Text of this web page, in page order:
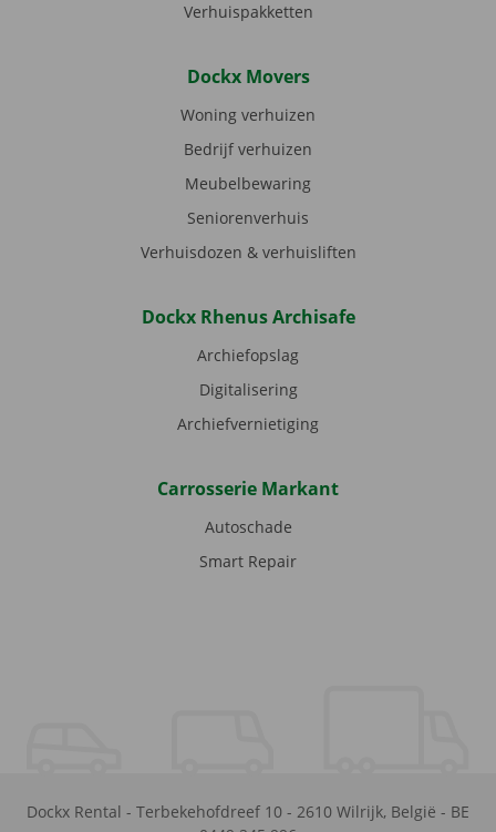
Verhuispakketten
Dockx Movers
Woning verhuizen
Bedrijf verhuizen
Meubelbewaring
Seniorenverhuis
Verhuisdozen & verhuisliften
Dockx Rhenus Archisafe
Archiefopslag
Digitalisering
Archiefvernietiging
Carrosserie Markant
Autoschade
Smart Repair
Dockx Rental - Terbekehofdreef 10 - 2610 Wilrijk, België - BE